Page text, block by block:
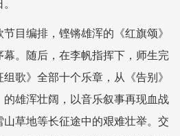
目编排，铿锵雄浑的《红旗颂》
。随后，在李帆指挥下，师生完
歌》全部十个乐章，从《告别》
雄浑壮阔，以音乐叙事再现血战
草地等长征途中的艰难壮举。交